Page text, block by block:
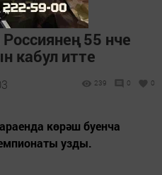
55 нче
кабул итте
239 0 0
көрәш буенча
узды.